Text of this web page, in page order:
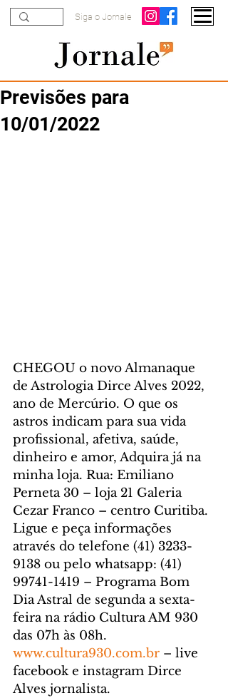
Siga o Jornale
Previsões para
10/01/2022
CHEGOU o novo Almanaque
de Astrologia Dirce Alves 2022,
ano de Mercúrio. O que os
astros indicam para sua vida
profissional, afetiva, saúde,
dinheiro e amor, Adquira já na
minha loja. Rua: Emiliano
Perneta 30 – loja 21 Galeria
Cezar Franco – centro Curitiba.
Ligue e peça informações
através do telefone (41) 3233-
9138 ou pelo whatsapp: (41)
99741-1419 – Programa Bom
Dia Astral de segunda a sexta-
feira na rádio Cultura AM 930
das 07h às 08h.
www.cultura930.com.br – live
facebook e instagram Dirce
Alves jornalista.